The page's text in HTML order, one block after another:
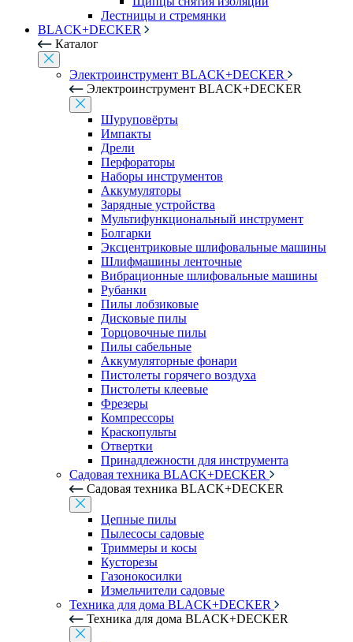
Лестницы и стремянки
BLACK+DECKER
Каталог
Электроинструмент BLACK+DECKER
Электроинструмент BLACK+DECKER
Шуруповёрты
Импакты
Дрели
Перфораторы
Наборы инструментов
Аккумуляторы
Зарядные устройства
Мультифункциональный инструмент
Болгарки
Эксцентриковые шлифовальные машины
Шлифмашины ленточные
Вибрационные шлифовальные машины
Рубанки
Пилы лобзиковые
Дисковые пилы
Торцовочные пилы
Пилы сабельные
Аккумуляторные фонари
Пистолеты горячего воздуха
Пистолеты клеевые
Фрезеры
Компрессоры
Краскопульты
Отвертки
Принадлежности для инструмента
Садовая техника BLACK+DECKER
Садовая техника BLACK+DECKER
Цепные пилы
Пылесосы садовые
Триммеры и косы
Кусторезы
Газонокосилки
Измельчители садовые
Техника для дома BLACK+DECKER
Техника для дома BLACK+DECKER